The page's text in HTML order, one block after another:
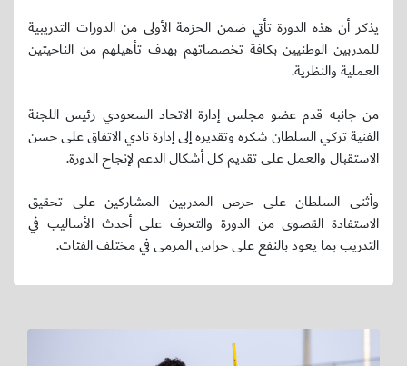
يذكر أن هذه الدورة تأتي ضمن الحزمة الأولى من الدورات التدريبية
للمدربين الوطنيين بكافة تخصصاتهم بهدف تأهيلهم من الناحيتين
العملية والنظرية.
من جانبه قدم عضو مجلس إدارة الاتحاد السعودي رئيس اللجنة
الفنية تركي السلطان شكره وتقديره إلى إدارة نادي الاتفاق على حسن
الاستقبال والعمل على تقديم كل أشكال الدعم لإنجاح الدورة.
وأثنى السلطان على حرص المدربين المشاركين على تحقيق
الاستفادة القصوى من الدورة والتعرف على أحدث الأساليب في
التدريب بما يعود بالنفع على حراس المرمى في مختلف الفئات.